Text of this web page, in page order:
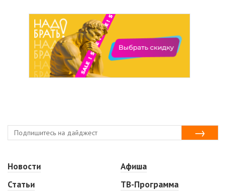
Новости
Статьи
Афиша
ТВ-Программа